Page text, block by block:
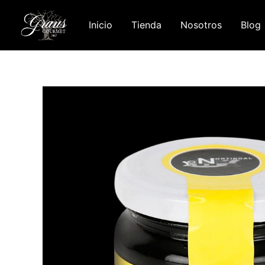
contenido
Inicio Tienda Nosotros Blog